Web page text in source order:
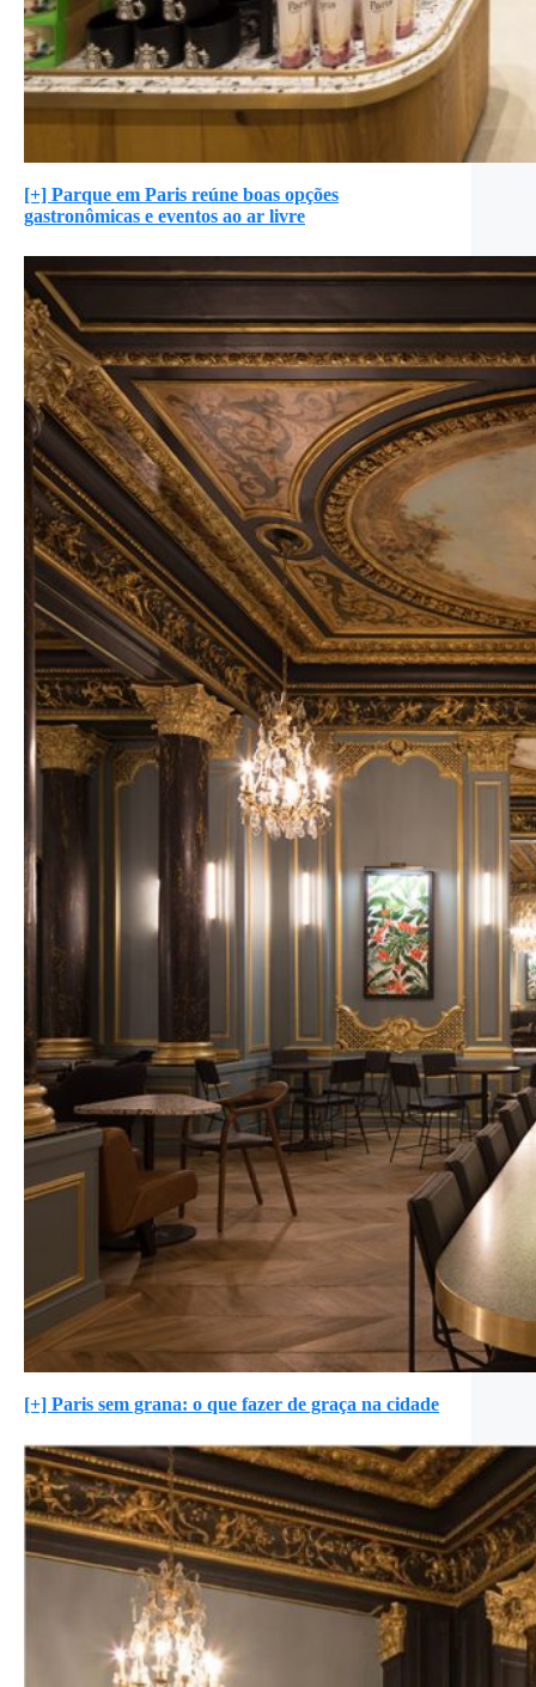
[+] Parque em Paris reúne boas opções
gastronômicas e eventos ao ar livre
[+] Paris sem grana: o que fazer de graça na cidade